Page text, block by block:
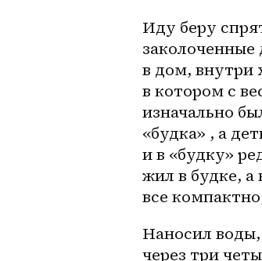
Иду беру
заколоченные
в дом,
в котором с
изначально
«будка» , а
и в «будку»
жил в будке, а
все
Наносил
через три